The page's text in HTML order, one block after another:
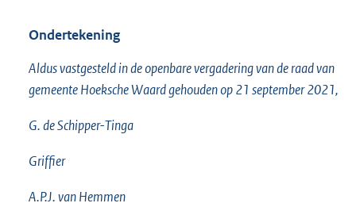
Ondertekening
Aldus vastgesteld in de openbare vergadering van de raad van
gemeente Hoeksche Waard gehouden op 21 september 2021,
G. de Schipper-Tinga
Griffier
A.P.J. van Hemmen